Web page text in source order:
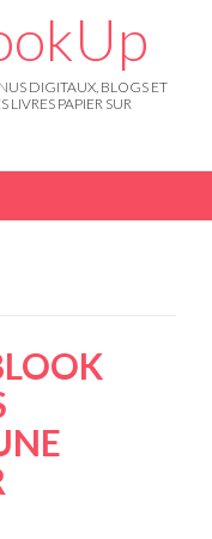
DIGITAUX, BLOGS ET
PAPIER SUR